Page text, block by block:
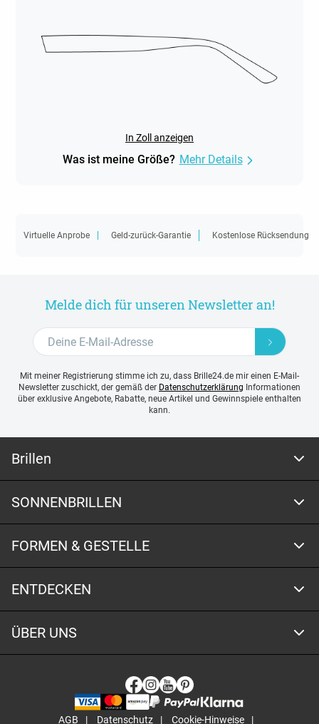
In Zoll anzeigen
Was ist meine Größe? Mehr Details
Virtuelle Anprobe Geld-zurück-Garantie Kostenlose Rücksendung
Melde dich für unseren Newsletter an!
Mit meiner Registrierung stimme ich zu, dass Brille24.de mir einen E-Mail-
Newsletter zuschickt, der gemäß der Datenschutzerklärung Informationen
über exklusive Angebote, Rabatte, neue Artikel und Gewinnspiele enthalten
kann.
Brillen
SONNENBRILLEN
FORMEN & GESTELLE
ENTDECKEN
ÜBER UNS
AGB Datenschutz Cookie-Hinweise